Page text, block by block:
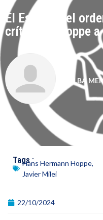
El Estado y el
crítica de Hoppe
ALBA
Tags :
Hans Hermann Hoppe,
Javier Milei
22/10/2024